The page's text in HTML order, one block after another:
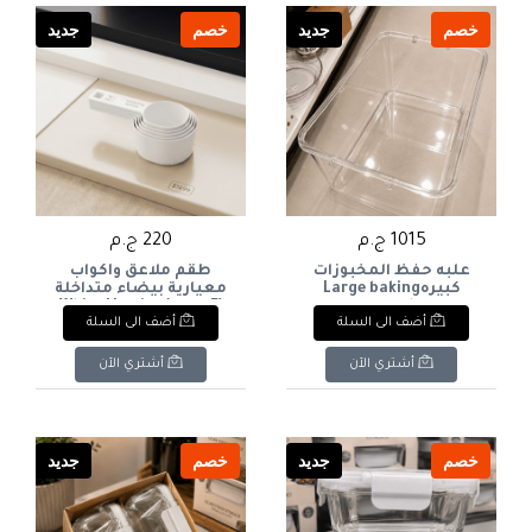
خصم جديد
1015 ج.م
علبه حفظ المخبوزات
كبيرهLarge baking
storage box
أضف الى السلة
أشتري الآن
خصم جديد
220 ج.م
طقم ملاعق وأكواب
معيارية بيضاء متداخلة
(5 قطع)White Nesting
Measuring Spoons &
Cups Set (5 Pcs)
أضف الى السلة
أشتري الآن
خصم جديد خصم جديد